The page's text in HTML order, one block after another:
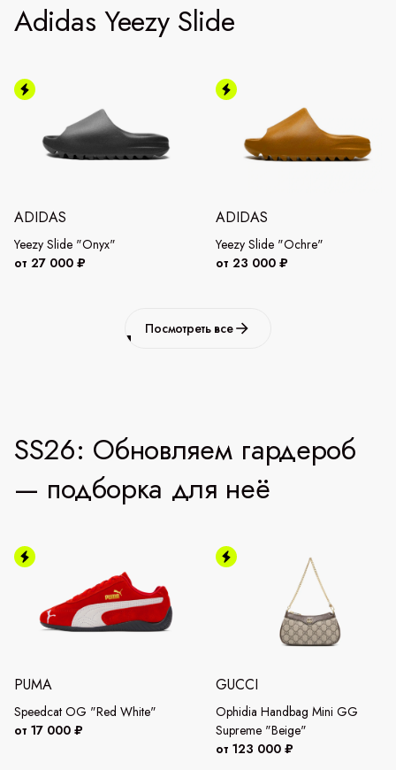
Adidas Yeezy Slide
ADIDAS
Yeezy Slide "Onyx"
от 27 000 ₽
ADIDAS
Yeezy Slide "Ochre"
от 23 000 ₽
Посмотреть все
SS26: Обновляем гардероб
— подборка для неё
PUMA
Speedcat OG "Red White"
от 17 000 ₽
GUCCI
Ophidia Handbag Mini GG
Supreme "Beige"
от 123 000 ₽